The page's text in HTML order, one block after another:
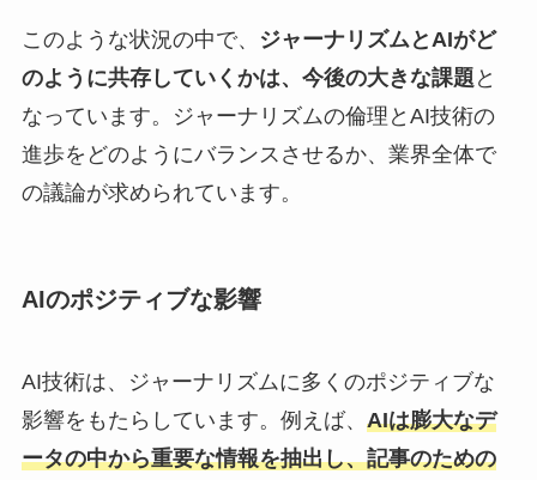
このような状況の中で、
ジャーナリズムとAIがど
のように共存していくかは、今後の大きな課題 と
なっています。ジャーナリズムの倫理とAI技術の
進歩をどのようにバランスさせるか、業界全体で
の議論が求められています。
AIのポジティブな影響
AI技術は、ジャーナリズムに多くのポジティブな
影響をもたらしています。例えば、 AIは膨大なデ
ータの中から重要な情報を抽出し、記事のための